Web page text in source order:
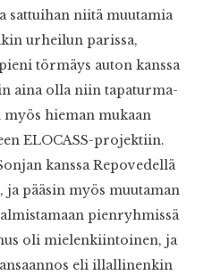
sattuihan niitä muutamia
urheilun parissa,
törmäys auton kanssa
aina olla niin tapaturma-
myös hieman mukaan
ELOCASS-projektiin.
kanssa Repovedellä
ja pääsin myös muutaman
pienryhmissä
oli mielenkiintoinen, ja
eli illallinenkin